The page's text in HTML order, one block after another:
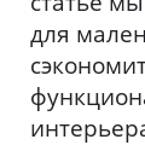
для